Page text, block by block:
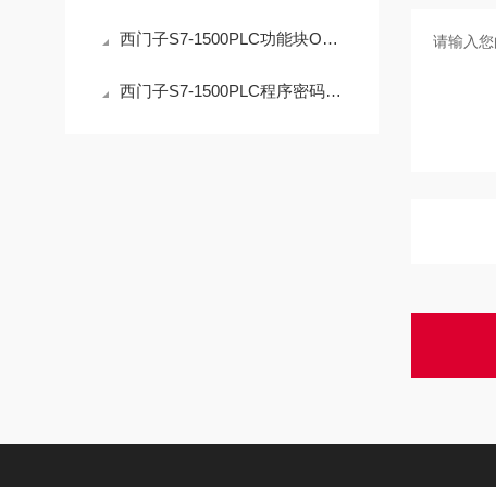
西门子S7-1500PLC功能块OB解密操作的安全指南
西门子S7-1500PLC程序密码解密：技术边界与合法路径的深度解析